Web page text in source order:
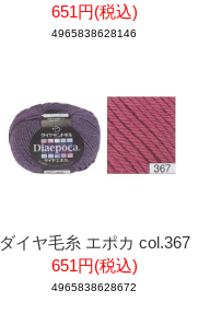
651円(税込)
4965838628146
ダイヤ毛糸 エポカ col.367
651円(税込)
4965838628672